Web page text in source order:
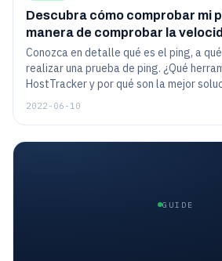
Descubra cómo comprobar mi
manera de comprobar la
Conozca en detalle qué es el ping, a
realizar una prueba de ping. ¿Qué
HostTracker y por qué son la mejor
instrucciones detalladas sobre cómo
2022-06-10
GUIDE